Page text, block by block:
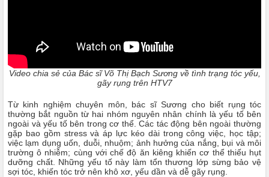
Video chia sẻ của Bác sĩ Võ Thị Bạch Sương về tình trạng tóc yếu,
gãy rụng trên HTV7
Từ kinh nghiệm chuyên môn, bác sĩ Sương cho biết rụng tóc
thường bắt nguồn từ hai nhóm nguyên nhân chính là yếu tố bên
ngoài và yếu tố bên trong cơ thể. Các tác động bên ngoài thường
gặp bao gồm stress và áp lực kéo dài trong công việc, học tập;
việc lạm dụng uốn, duỗi, nhuộm; ảnh hưởng của nắng, bụi và môi
trường ô nhiễm; cùng với chế độ ăn kiêng khiến cơ thể thiếu hụt
dưỡng chất. Những yếu tố này làm tổn thương lớp sừng bảo vệ
sợi tóc, khiến tóc trở nên khô xơ, yếu dần và dễ gãy rụng.